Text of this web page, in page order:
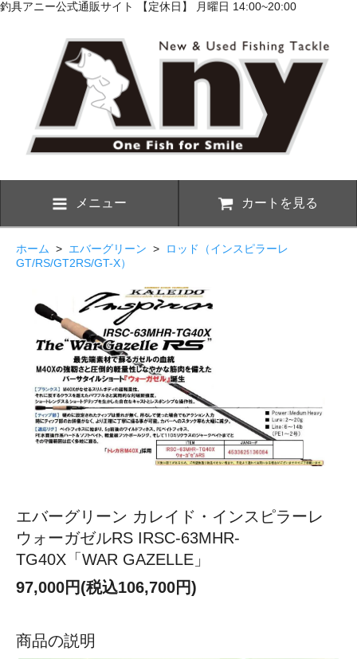
釣具アニー公式通販サイト 【定休日】 月曜日 14:00~20:00
メニュー カートを見る
ホーム > エバーグリーン >
ロッド（インスピラーレ
GT/RS/GT2RS/GT-X）
エバーグリーン カレイド・インスピラーレ
ウォーガゼルRS IRSC-63MHR-
TG40X「WAR GAZELLE」
97,000円(税込106,700円)
商品の説明